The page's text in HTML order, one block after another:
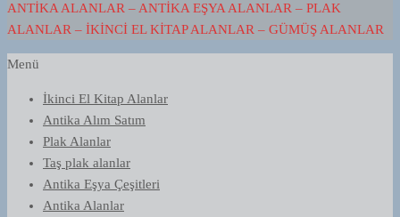
ANTIKA ALANLAR – ANTIKA EŞYA ALANLAR – PLAK
ALANLAR – İKINCI EL KITAP ALANLAR – GÜMÜŞ ALANLAR
Menü
İkinci El Kitap Alanlar
Antika Alım Satım
Plak Alanlar
Taş plak alanlar
Antika Eşya Çeşitleri
Antika Alanlar